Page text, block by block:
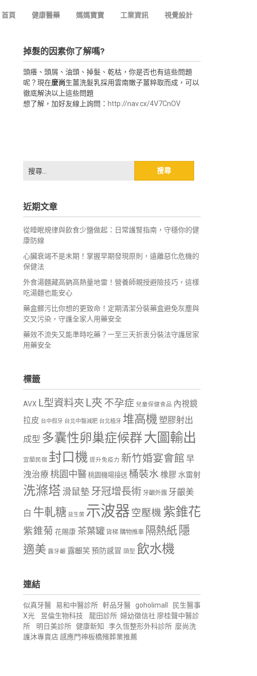
首頁 健康醫藥 媽媽寶寶 工業資訊 視覺設計
掉髮的因素你了解嗎?
頭癢、頭屑、油頭、掉髮、乾枯，你是否也有這些問題
呢？現在麼尚生薑洗髮乳採用雲南嫩子薑粹取而成，可以
徹底解決以上這些問題
想了解，加好友線上詢問： http://nav.cx/4V7CnOV
搜
尋
字:
近期文章
從睡眠規律與飲食少鹽做起：日常護腎指南，守穩你的健
康防線
心臟衰竭不是末期！掌握早期發現原則，遠離惡化危機的
保健法
外食湯麵藏高鈉高熱量地雷！營養師親授避險技巧，這樣
吃湯麵也能安心
藥盒髒污比你想的更致命！定期清潔分裝藥盒避免灰塵與
交叉污染，守護全家人用藥安全
藥效不流失又能準時吃藥？一至三天折衷分裝法守護居家
用藥安全
標籤
AVX L型資料夾 L夾 不孕症 兒童保健食品 內視鏡
拉皮 台中假牙 台北中醫減肥 台北植牙 堆高機塑膠射出
成型 多囊性卵巢症候群大圖輸出
宜蘭民宿 封口機 提升免疫力 新竹婚宴會館 早
洩治療 桃園中醫 桃園機場接送 桶裝水 橡膠 水雷射
洗滌塔 滑鼠墊 牙冠增長術 牙齦外露 牙齦美
白 牛軋糖 益生菌 示波器 空壓機 紫錐花
紫錐菊 花賜康 茶葉罐 貨梯 購物推車 隔熱紙 隱
適美 露牙齦 露齦笑預防感冒 頭型 飲水機
連結
似真牙醫 易和中醫診所 軒品牙醫 goholimall
民生醫事
X光
昱倫生物科技 龍田診所 婦幼徵信社 廖桂聲中醫診
所
明日美診所 健康新知 李久恆整形外科診所 麼尚洗
護沐專賣店 感應門神板橋殯葬業推薦